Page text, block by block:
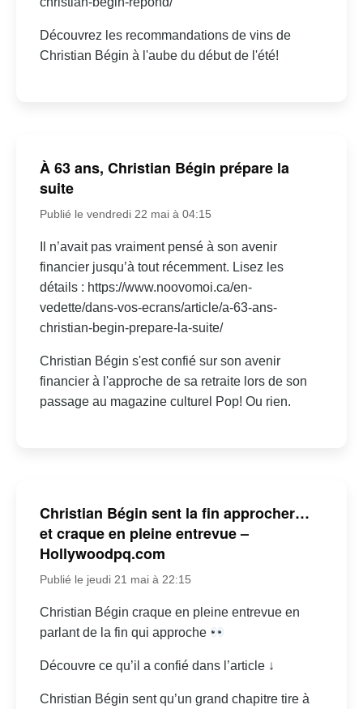
Découvrez les recommandations de vins de
Christian Bégin à l'aube du début de l'été!
À 63 ans, Christian Bégin prépare la
suite
Publié le vendredi 22 mai à 04:15
Il n’avait pas vraiment pensé à son avenir
financier jusqu’à tout récemment. Lisez les
détails : https://www.noovomoi.ca/en-
vedette/dans-vos-ecrans/article/a-63-ans-
christian-begin-prepare-la-suite/
Christian Bégin s'est confié sur son avenir
financier à l'approche de sa retraite lors de son
passage au magazine culturel Pop! Ou rien.
Christian Bégin sent la fin approcher…
et craque en pleine entrevue –
Hollywoodpq.com
Publié le jeudi 21 mai à 22:15
Christian Bégin craque en pleine entrevue en
parlant de la fin qui approche
Découvre ce qu’il a confié dans l’article ↓
Christian Bégin sent qu’un grand chapitre tire à